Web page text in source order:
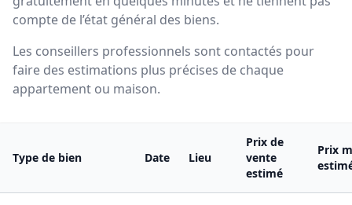
compte de l’état général des biens.
Les conseillers professionnels sont contactés pour
faire des estimations plus précises de chaque
appartement ou maison.
Type de bien Date Lieu
Prix de
vente
estimé
Prix